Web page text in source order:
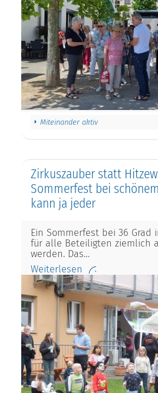
Miteinander aktiv
Zirkuszauber statt
Sommerfest bei
kann ja jeder
Ein Sommerfest bei 36 Grad
für alle Beteiligten ziemlich
werden. Das…
Weiterlesen